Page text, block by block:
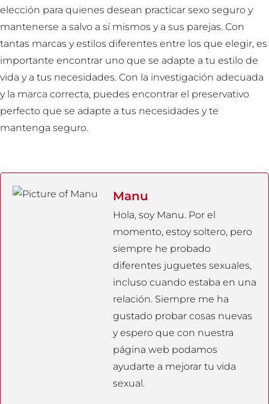
elección para quienes desean practicar sexo seguro y
mantenerse a salvo a sí mismos y a sus parejas. Con
tantas marcas y estilos diferentes entre los que elegir, es
importante encontrar uno que se adapte a tu estilo de
vida y a tus necesidades. Con la investigación adecuada
y la marca correcta, puedes encontrar el preservativo
perfecto que se adapte a tus necesidades y te
mantenga seguro.
Manu
Hola, soy Manu. Por el
momento, estoy soltero, pero
siempre he probado
diferentes juguetes sexuales,
incluso cuando estaba en una
relación. Siempre me ha
gustado probar cosas nuevas
y espero que con nuestra
página web podamos
ayudarte a mejorar tu vida
sexual.